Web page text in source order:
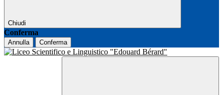
Chiudi
Conferma
Annulla Conferma